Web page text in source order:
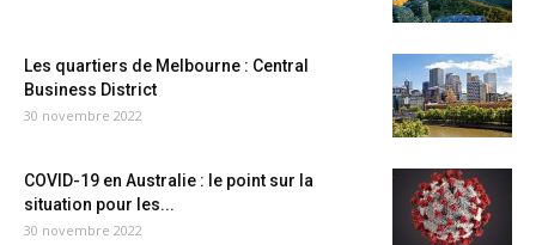
Les quartiers de Melbourne : Central
Business District
30 novembre 2022
COVID-19 en Australie : le point sur la
situation pour les...
30 novembre 2022